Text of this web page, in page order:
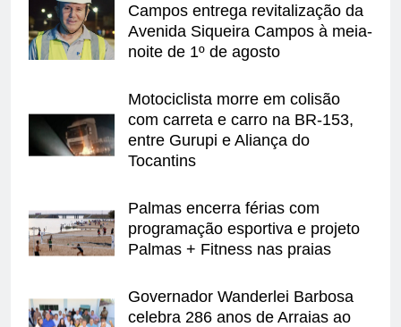
Campos entrega revitalização da
Avenida Siqueira Campos à meia-
noite de 1º de agosto
Motociclista morre em colisão
com carreta e carro na BR-153,
entre Gurupi e Aliança do
Tocantins
Palmas encerra férias com
programação esportiva e projeto
Palmas + Fitness nas praias
Governador Wanderlei Barbosa
celebra 286 anos de Arraias ao